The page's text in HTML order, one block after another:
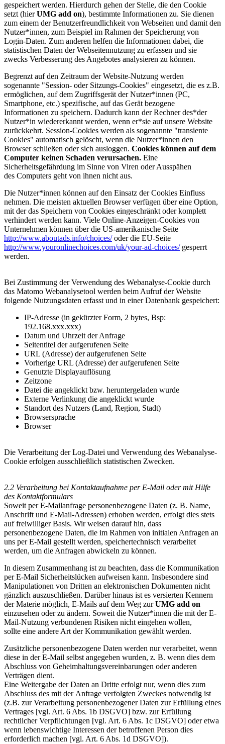
gespeichert werden. Hierdurch gehen der Stelle, die den Cookie
setzt (hierUMG add on), bestimmte Informationen zu. Sie dienen
zum einem der Benutzerfreundlichkeit von Webseiten und damit den
Nutzer*innen, zum Beispiel im Rahmen der Speicherung von
Login-Daten. Zum anderen helfen die Informationen dabei, die
statistischen Daten der Webseitennutzung zu erfassen und sie
zwecks Verbesserung des Angebotes analysieren zu können.
Begrenzt auf den Zeitraum der Website-Nutzung werden
sogenannte "Session- oder Sitzungs-Cookies" eingesetzt, die es z.B.
ermöglichen, auf dem Zugriffsgerät der Nutzer*innen (PC,
Smartphone, etc.) spezifische, auf das Gerät bezogene
Informationen zu speichern. Dadurch kann der Rechner des*der
Nutzer*in wiedererkannt werden, wenn er*sie auf unsere Website
zurückkehrt. Session-Cookies werden als sogenannte "transiente
Cookies" automatisch gelöscht, wenn die Nutzer*innen den
Browser schließen oder sich ausloggen. Cookies können auf dem
Computer keinen Schaden verursachen. Eine
Sicherheitsgefährdung im Sinne von Viren oder Ausspähen
des Computers geht von ihnen nicht aus.
Die Nutzer*innen können auf den Einsatz der Cookies Einfluss
nehmen. Die meisten aktuellen Browser verfügen über eine Option,
mit der das Speichern von Cookies eingeschränkt oder komplett
verhindert werden kann. Viele Online-Anzeigen-Cookies von
Unternehmen können über die US-amerikanische Seite
http://www.aboutads.info/choices/oder die EU-Seite
http://www.youronlinechoices.com/uk/your-ad-choices/gesperrt
werden.
Bei Zustimmung der Verwendung des Webanalyse-Cookie durch
das Matomo Webanalysetool werden beim Aufruf der Website
folgende Nutzungsdaten erfasst und in einer Datenbank gespeichert:
IP-Adresse (in gekürzter Form, 2 bytes, Bsp:
192.168.xxx.xxx)
Datum und Uhrzeit der Anfrage
Seitentitel der aufgerufenen Seite
URL (Adresse) der aufgerufenen Seite
Vorherige URL (Adresse) der aufgerufenen Seite
Genutzte Displayauflösung
Zeitzone
Datei die angeklickt bzw. heruntergeladen wurde
Externe Verlinkung die angeklickt wurde
Standort des Nutzers (Land, Region, Stadt)
Browsersprache
Browser
Die Verarbeitung der Log-Datei und Verwendung des Webanalyse-
Cookie erfolgen ausschließlich statistischen Zwecken.
2.2 Verarbeitung bei Kontaktaufnahme per E-Mail oder mit Hilfe
des Kontaktformulars
Soweit per E-Mailanfrage personenbezogene Daten (z. B. Name,
Anschrift und E-Mail-Adressen) erhoben werden, erfolgt dies stets
auf freiwilliger Basis. Wir weisen darauf hin, dass
personenbezogene Daten, die im Rahmen von initialen Anfragen an
uns per E-Mail gestellt werden, speichertechnisch verarbeitet
werden, um die Anfragen abwickeln zu können.
In diesem Zusammenhang ist zu beachten, dass die Kommunikation
per E-Mail Sicherheitslücken aufweisen kann. Insbesondere sind
Manipulationen von Dritten an elektronischen Dokumenten nicht
gänzlich auszuschließen. Darüber hinaus ist es versierten Kennern
der Materie möglich, E-Mails auf dem Weg zurUMG add on
einzusehen oder zu ändern. Soweit die Nutzer*innen die mit der E-
Mail-Nutzung verbundenen Risiken nicht eingehen wollen,
sollte eine andere Art der Kommunikation gewählt werden.
Zusätzliche personenbezogene Daten werden nur verarbeitet, wenn
diese in der E-Mail selbst angegeben wurden, z. B. wenn dies dem
Abschluss von Geheimhaltungsvereinbarungen oder anderen
Verträgen dient.
Eine Weitergabe der Daten an Dritte erfolgt nur, wenn dies zum
Abschluss des mit der Anfrage verfolgten Zweckes notwendig ist
(z.B. zur Verarbeitung personenbezogener Daten zur Erfüllung eines
Vertrages [vgl. Art. 6 Abs. 1b DSGVO] bzw. zur Erfüllung
rechtlicher Verpflichtungen [vgl. Art. 6 Abs. 1c DSGVO] oder etwa
wenn lebenswichtige Interessen der betroffenen Person dies
erforderlich machen [vgl. Art. 6 Abs. 1d DSGVO]).